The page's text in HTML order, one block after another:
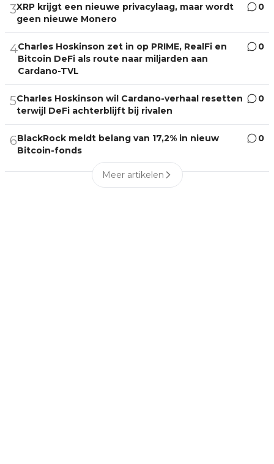
3XRP krijgt een nieuwe privacylaag, maar wordt
geen nieuwe Monero
0
4Charles Hoskinson zet in op PRIME, RealFi en
Bitcoin DeFi als route naar miljarden aan
Cardano-TVL
0
5Charles Hoskinson wil Cardano-verhaal resetten
terwijl DeFi achterblijft bij rivalen
0
6BlackRock meldt belang van 17,2% in nieuw
Bitcoin-fonds
0
Meer artikelen